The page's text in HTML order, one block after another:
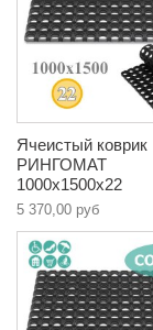
Ячеистый коврик
РИНГОМАТ
1000х1500х22
5 370,00 руб